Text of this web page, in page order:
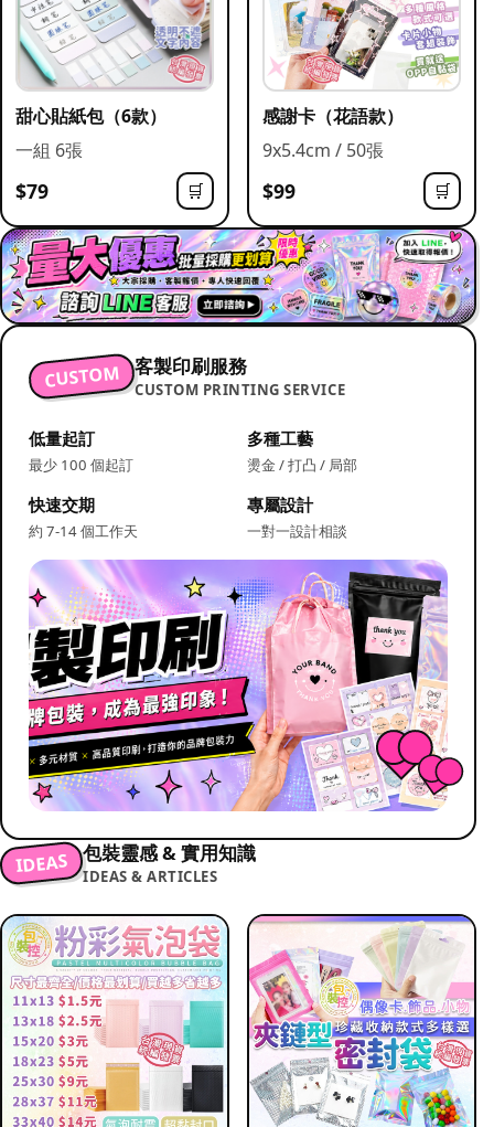
甜心貼紙包（6款）
一組 6張
$79 🛒
感謝卡（花語款）
9x5.4cm / 50張
$99 🛒
CUSTOM 客製印刷服務
CUSTOM PRINTING SERVICE
低量起訂
最少 100 個起訂
多種工藝
燙金 / 打凸 / 局部
快速交期
約 7-14 個工作天
專屬設計
一對一設計相談
IDEAS 包裝靈感 & 實用知識
IDEAS & ARTICLES